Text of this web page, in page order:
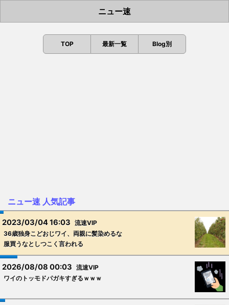
ニュー速
TOP 最新一覧 Blog別
ニュー速 人気記事
2023/03/04 16:03流速VIP
36歳独身こどおじワイ、両親に髪染めるな
服買うなとしつこく言われる
2026/08/08 00:03流速VIP
ワイのトッモドパガキすぎるｗｗｗ